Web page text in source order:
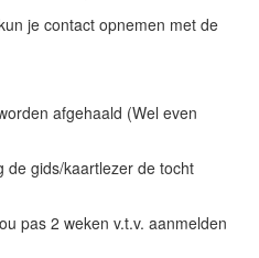
je contact opnemen met de
afgehaald (Wel even
de gids/kaartlezer de tocht
pas 2 weken v.t.v. aanmelden